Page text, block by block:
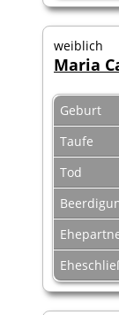
weiblich
Maria
Geburt
Taufe
Tod